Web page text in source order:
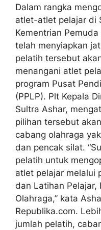
Dalam rangka
atlet-atlet pelajar di
Kementrian
telah menyiapkan
pelatih tersebut
menangani atlet
program Pusat
(PPLP). Plt Kepala
Sultra Ashar,
pilihan tersebut
cabang olahraga
dan pencak silat.
pelatih untuk
atlet pelajar melalui
dan Latihan Pelajar,
Olahraga,” kata
Republika.com.
jumlah pelatih,